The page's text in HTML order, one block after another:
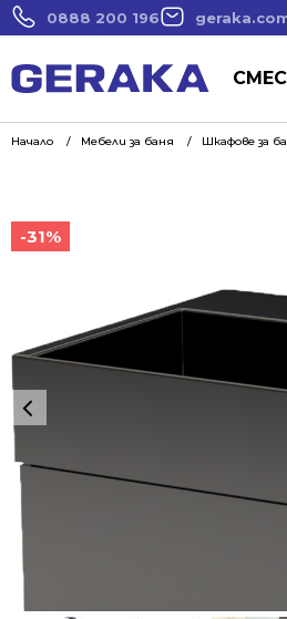
0888 200 196
Начало Мебели за баня Шкафове за
-31%
-31%